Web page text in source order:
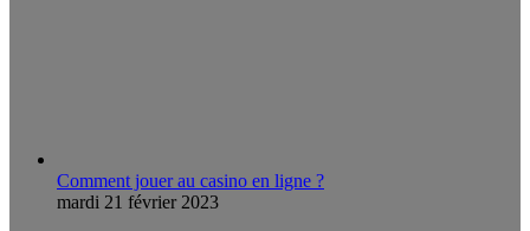
Comment jouer au casino en ligne ?
mardi 21 février 2023